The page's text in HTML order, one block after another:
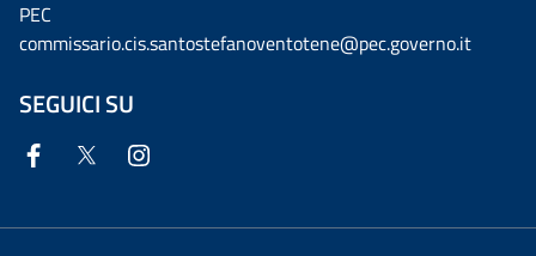
PEC
commissario.cis.santostefanoventotene@pec.governo.it
SEGUICI SU